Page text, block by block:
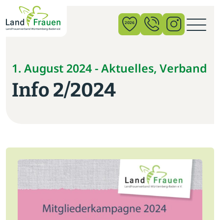
2026
1. August 2024 - Aktuelles, Verband
Info 2/2024
×
News
Verband
Gemeinschaft
Vor Ort
Startseite